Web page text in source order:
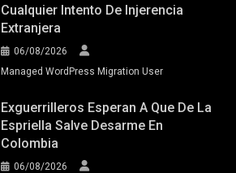
Cualquier Intento De Injerencia
Extranjera
06/08/2026
Managed WordPress Migration User
Exguerrilleros Esperan A Que De La
Espriella Salve Desarme En
Colombia
06/08/2026